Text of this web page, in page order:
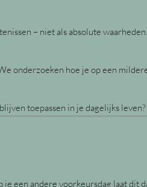
– niet als absolute
onderzoeken hoe je op een
toepassen in je dagelijks
een andere voorkeursdag laat dit